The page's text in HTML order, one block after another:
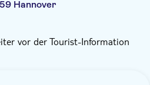
Hannover
vor der Tourist-Information